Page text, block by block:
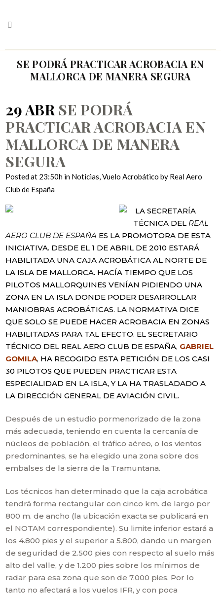
SE PODRÁ PRACTICAR ACROBACIA EN
MALLORCA DE MANERA SEGURA
29 ABRSE PODRÁ
PRACTICAR ACROBACIA EN
MALLORCA DE MANERA
SEGURA
Posted at 23:50h in Noticias,Vuelo Acrobático by Real Aero
Club de España
LA SECRETARÍA
TÉCNICA DEL REAL
AERO CLUB DE ESPAÑA ES LA PROMOTORA DE ESTA
INICIATIVA. DESDE EL 1 DE ABRIL DE 2010 ESTARÁ
HABILITADA UNA CAJA ACROBÁTICA AL NORTE DE
LA ISLA DE MALLORCA. HACÍA TIEMPO QUE LOS
PILOTOS MALLORQUINES VENÍAN PIDIENDO UNA
ZONA EN LA ISLA DONDE PODER DESARROLLAR
MANIOBRAS ACROBÁTICAS. LA NORMATIVA DICE
QUE SOLO SE PUEDE HACER ACROBACIA EN ZONAS
HABILITADAS PARA TAL EFECTO. EL SECRETARIO
TÉCNICO DEL REAL AERO CLUB DE ESPAÑA, GABRIEL
GOMILA, HA RECOGIDO ESTA PETICIÓN DE LOS CASI
30 PILOTOS QUE PUEDEN PRACTICAR ESTA
ESPECIALIDAD EN LA ISLA, Y LA HA TRASLADADO A
LA DIRECCIÓN GENERAL DE AVIACIÓN CIVIL.
Después de un estudio pormenorizado de la zona
más adecuada, teniendo en cuenta la cercanía de
núcleos de población, el tráfico aéreo, o los vientos
predominantes, se ha elegido una zona sobre dos
embalses de la sierra de la Tramuntana.
Los técnicos han determinado que la caja acrobática
tendrá forma rectangular con cinco km. de largo por
800 m. de ancho (la ubicación exacta se publicará en
el NOTAM correspondiente). Su limite inferior estará a
los 4.800 pies y el superior a 5.800, dando un margen
de seguridad de 2.500 pies con respecto al suelo más
alto del valle, y de 1.200 pies sobre los mínimos de
radar para esa zona que son de 7.000 pies. Por lo
tanto no afectará a los vuelos IFR, y con poca